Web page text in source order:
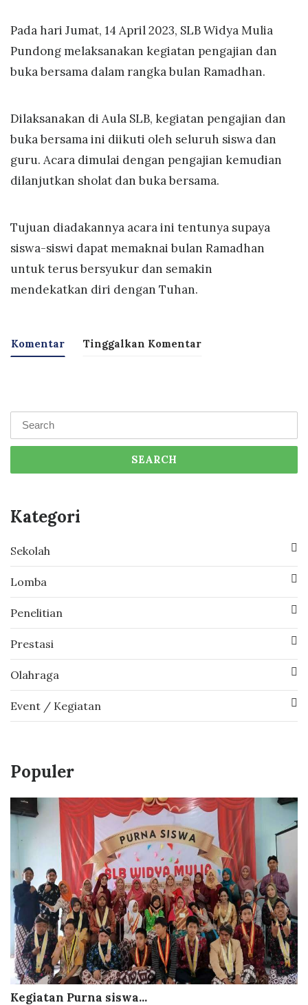
Pada hari Jumat, 14 April 2023, SLB Widya Mulia
Pundong melaksanakan kegiatan pengajian dan
buka bersama dalam rangka bulan Ramadhan.
Dilaksanakan di Aula SLB, kegiatan pengajian dan
buka bersama ini diikuti oleh seluruh siswa dan
guru. Acara dimulai dengan pengajian kemudian
dilanjutkan sholat dan buka bersama.
Tujuan diadakannya acara ini tentunya supaya
siswa-siswi dapat memaknai bulan Ramadhan
untuk terus bersyukur dan semakin
mendekatkan diri dengan Tuhan.
Komentar Tinggalkan Komentar
SEARCH
Kategori
Sekolah
Lomba
Penelitian
Prestasi
Olahraga
Event / Kegiatan
Populer
Kegiatan Purna siswa...